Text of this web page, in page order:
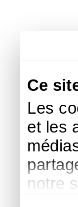
Ce
Les
et les
notre